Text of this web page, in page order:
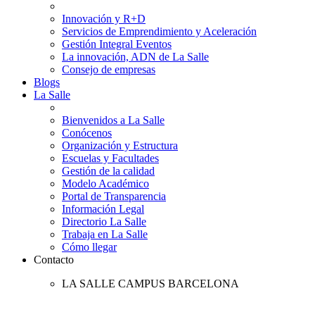
Innovación y R+D
Servicios de Emprendimiento y Aceleración
Gestión Integral Eventos
La innovación, ADN de La Salle
Consejo de empresas
Blogs
La Salle
Bienvenidos a La Salle
Conócenos
Organización y Estructura
Escuelas y Facultades
Gestión de la calidad
Modelo Académico
Portal de Transparencia
Información Legal
Directorio La Salle
Trabaja en La Salle
Cómo llegar
Contacto
LA SALLE CAMPUS BARCELONA